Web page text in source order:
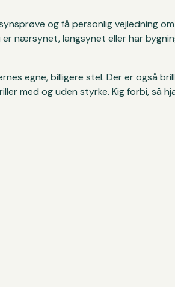
og få personlig vejledning
nærsynet, langsynet eller har
egne, billigere stel. Der er også
med og uden styrke. Kig forbi, så